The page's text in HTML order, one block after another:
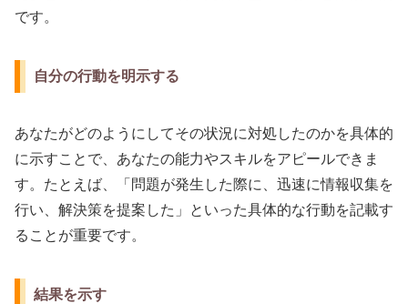
です。
自分の行動を明示する
あなたがどのようにしてその状況に対処したのかを具体的
に示すことで、あなたの能力やスキルをアピールできま
す。たとえば、「問題が発生した際に、迅速に情報収集を
行い、解決策を提案した」といった具体的な行動を記載す
ることが重要です。
結果を示す